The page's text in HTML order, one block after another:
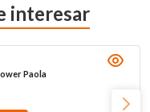
interesar
Paola